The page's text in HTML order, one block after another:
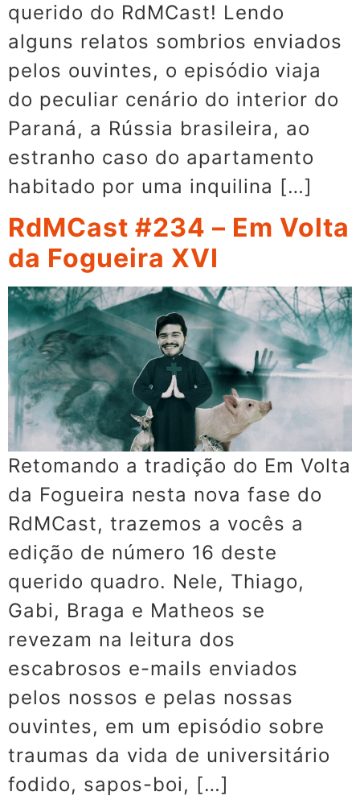
querido do RdMCast! Lendo
alguns relatos sombrios enviados
pelos ouvintes, o episódio viaja
do peculiar cenário do interior do
Paraná, a Rússia brasileira, ao
estranho caso do apartamento
habitado por uma inquilina […]
RdMCast #234 – Em Volta
da Fogueira XVI
Retomando a tradição do Em Volta
da Fogueira nesta nova fase do
RdMCast, trazemos a vocês a
edição de número 16 deste
querido quadro. Nele, Thiago,
Gabi, Braga e Matheos se
revezam na leitura dos
escabrosos e-mails enviados
pelos nossos e pelas nossas
ouvintes, em um episódio sobre
traumas da vida de universitário
fodido, sapos-boi, […]